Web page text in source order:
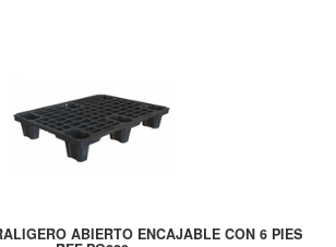
ABIERTO ENCAJABLE CON 6 PIES